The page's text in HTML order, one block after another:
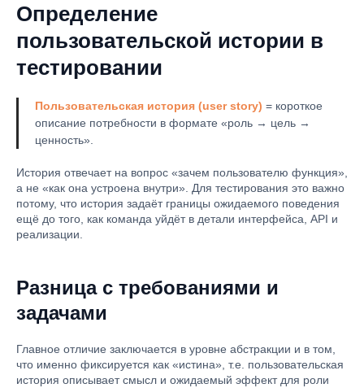
Определение
пользовательской истории в
тестировании
Пользовательская история (user story) = короткое
описание потребности в формате «роль → цель →
ценность».
История отвечает на вопрос «зачем пользователю функция»,
а не «как она устроена внутри». Для тестирования это важно
потому, что история задаёт границы ожидаемого поведения
ещё до того, как команда уйдёт в детали интерфейса, API и
реализации.
Разница с требованиями и
задачами
Главное отличие заключается в уровне абстракции и в том,
что именно фиксируется как «истина», т.е. пользовательская
история описывает смысл и ожидаемый эффект для роли